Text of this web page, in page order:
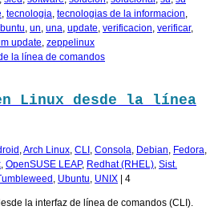
, tecnologia, tecnologias de la informacion,
, un, una, update, verificacion, verificar,
update, zeppelinux
Linux desde la línea
Arch Linux CLI Consola Debian Fedora
OpenSUSE LEAP, Redhat (RHEL) Sist.
Ubuntu UNIX | 4
la interfaz de línea de comandos (CLI).